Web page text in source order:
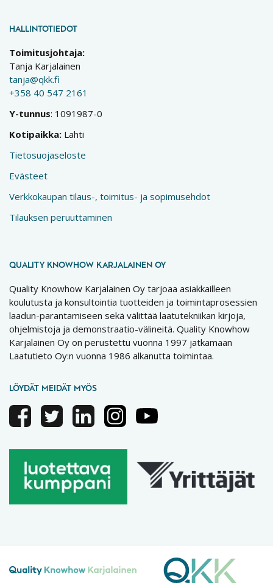
HALLINTOTIEDOT
Toimitusjohtaja:
Tanja Karjalainen
tanja@qkk.fi
+358 40 547 2161
Y-tunnus: 1091987-0
Kotipaikka: Lahti
Tietosuojaseloste
Evästeet
Verkkokaupan tilaus-, toimitus- ja sopimusehdot
Tilauksen peruuttaminen
QUALITY KNOWHOW KARJALAINEN OY
Quality Knowhow Karjalainen Oy tarjoaa asiakkailleen
koulutusta ja konsultointia tuotteiden ja toimintaprosessien
laadun-parantamiseen sekä välittää laatutekniikan kirjoja,
ohjelmistoja ja demonstraatio-välineitä. Quality Knowhow
Karjalainen Oy on perustettu vuonna 1997 jatkamaan
Laatutieto Oy:n vuonna 1986 alkanutta toimintaa.
LÖYDÄT MEIDÄT MYÖS
FacebookTwitter LinkedinInstagramYoutube